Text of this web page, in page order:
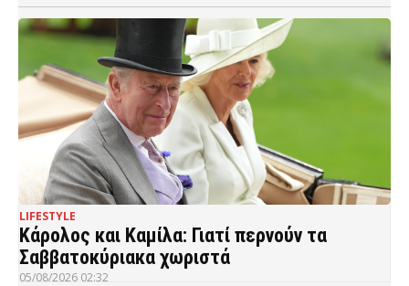
LIFESTYLE
Κάρολος και Καμίλα: Γιατί περνούν τα
Σαββατοκύριακα χωριστά
05/08/2026 02:32